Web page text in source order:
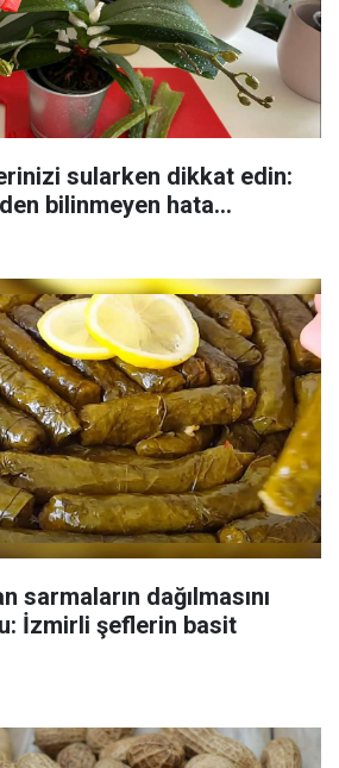
sularken dikkat edin:
bilinmeyen hata...
sarmaların dağılmasını
İzmirli şeflerin basit